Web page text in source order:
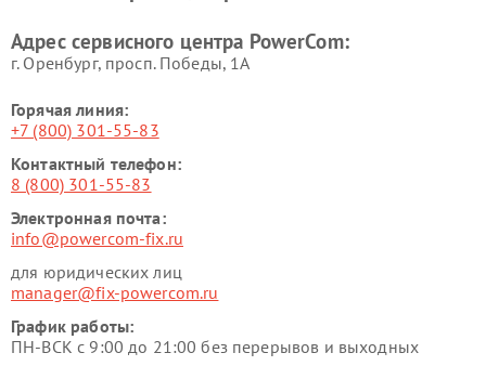
Адрес сервисного центра PowerCom:
г. Оренбург, просп. Победы, 1А
Горячая линия:
+7 (800) 301-55-83
Контактный телефон:
8 (800) 301-55-83
Электронная почта:
info@powercom-fix.ru
для юридических лиц
manager@fix-powercom.ru
График работы:
ПН-ВСК с 9:00 до 21:00 без перерывов и выходных